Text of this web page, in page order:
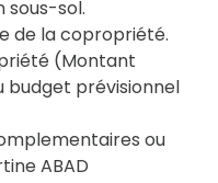
sous-sol.
de la copropriété.
(Montant
prévisionnel
ou
ABAD